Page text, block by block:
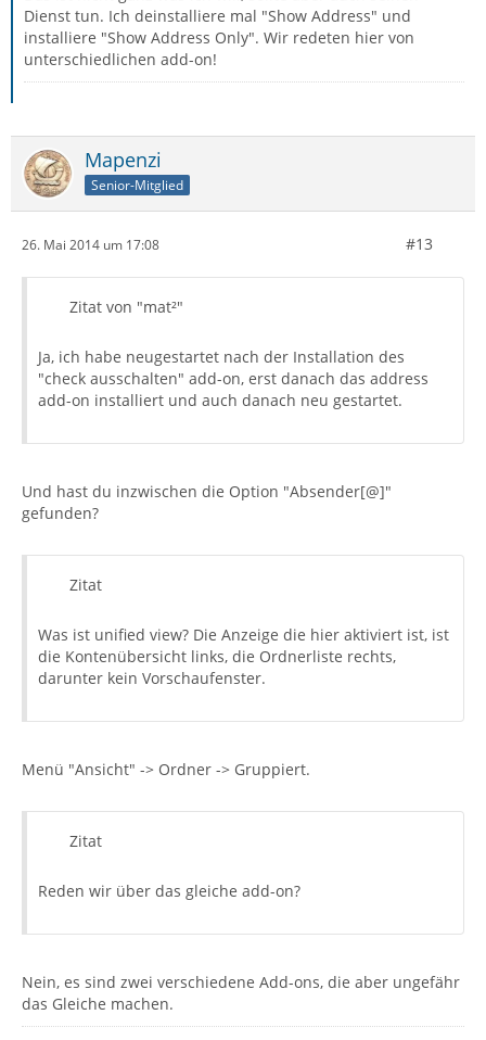
Dienst tun. Ich deinstalliere mal "Show Address" und
installiere "Show Address Only". Wir redeten hier von
unterschiedlichen add-on!
Mapenzi
Senior-Mitglied
26. Mai 2014 um 17:08 #13
Zitat von "mat²"
Ja, ich habe neugestartet nach der Installation des
"check ausschalten" add-on, erst danach das address
add-on installiert und auch danach neu gestartet.
Und hast du inzwischen die Option "Absender[@]"
gefunden?
Zitat
Was ist unified view? Die Anzeige die hier aktiviert ist, ist
die Kontenübersicht links, die Ordnerliste rechts,
darunter kein Vorschaufenster.
Menü "Ansicht" -> Ordner -> Gruppiert.
Zitat
Reden wir über das gleiche add-on?
Nein, es sind zwei verschiedene Add-ons, die aber ungefähr
das Gleiche machen.